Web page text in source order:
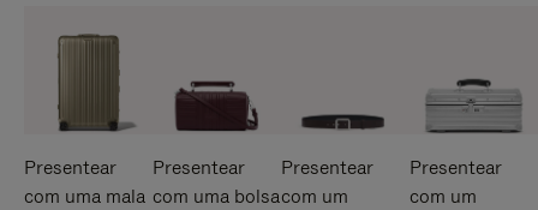
Presentear
com uma mala
Presentear
com uma bolsa
Presentear
com um
Presentear
com um